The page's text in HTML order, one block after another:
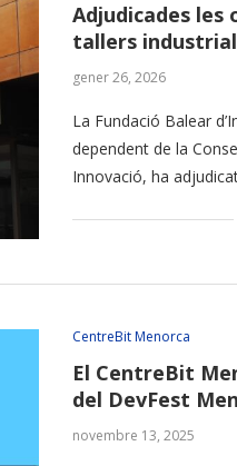
Adjudicades les
tallers
gener 26, 2026
La Fundació Balear
dependent de la
Innovació, ha
CentreBit Menorca
El CentreBit
del DevFest
novembre 13, 2025